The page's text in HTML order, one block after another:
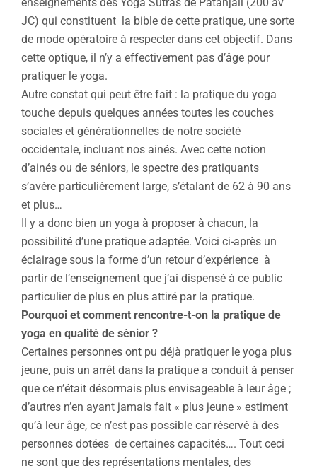
JC) qui constituent la bible de cette pratique, une sorte
de mode opératoire à respecter dans cet objectif. Dans
cette optique, il n’y a effectivement pas d’âge pour
pratiquer le yoga.
Autre constat qui peut être fait : la pratique du yoga
touche depuis quelques années toutes les couches
sociales et générationnelles de notre société
occidentale, incluant nos ainés. Avec cette notion
d’ainés ou de séniors, le spectre des pratiquants
s’avère particulièrement large, s’étalant de 62 à 90 ans
et plus…
Il y a donc bien un yoga à proposer à chacun, la
possibilité d’une pratique adaptée. Voici ci-après un
éclairage sous la forme d’un retour d’expérience à
partir de l’enseignement que j’ai dispensé à ce public
particulier de plus en plus attiré par la pratique.
Pourquoi et comment rencontre-t-on la pratique de
yoga en qualité de sénior ?
Certaines personnes ont pu déjà pratiquer le yoga plus
jeune, puis un arrêt dans la pratique a conduit à penser
que ce n’était désormais plus envisageable à leur âge ;
d’autres n’en ayant jamais fait « plus jeune » estiment
qu’à leur âge, ce n’est pas possible car réservé à des
personnes dotées de certaines capacités…. Tout ceci
ne sont que des représentations mentales, des